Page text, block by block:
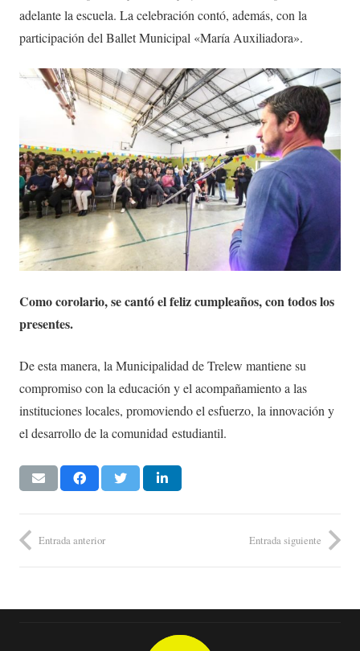
adelante la escuela. La celebración contó, además, con la
participación del Ballet Municipal «María Auxiliadora».
Como corolario, se cantó el feliz cumpleaños, con todos los
presentes.
De esta manera, la Municipalidad de Trelew mantiene su
compromiso con la educación y el acompañamiento a las
instituciones locales, promoviendo el esfuerzo, la innovación y
el desarrollo de la comunidad estudiantil.
Entrada anterior Entrada siguiente